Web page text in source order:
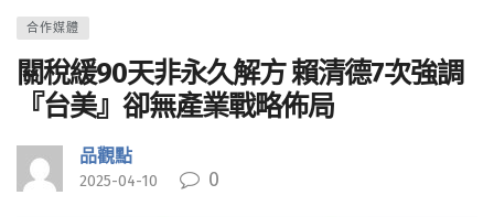
合作媒體
關稅緩90天非永久解方 賴清德7次強調
『台美』卻無產業戰略佈局
品觀點
2025-04-10 0